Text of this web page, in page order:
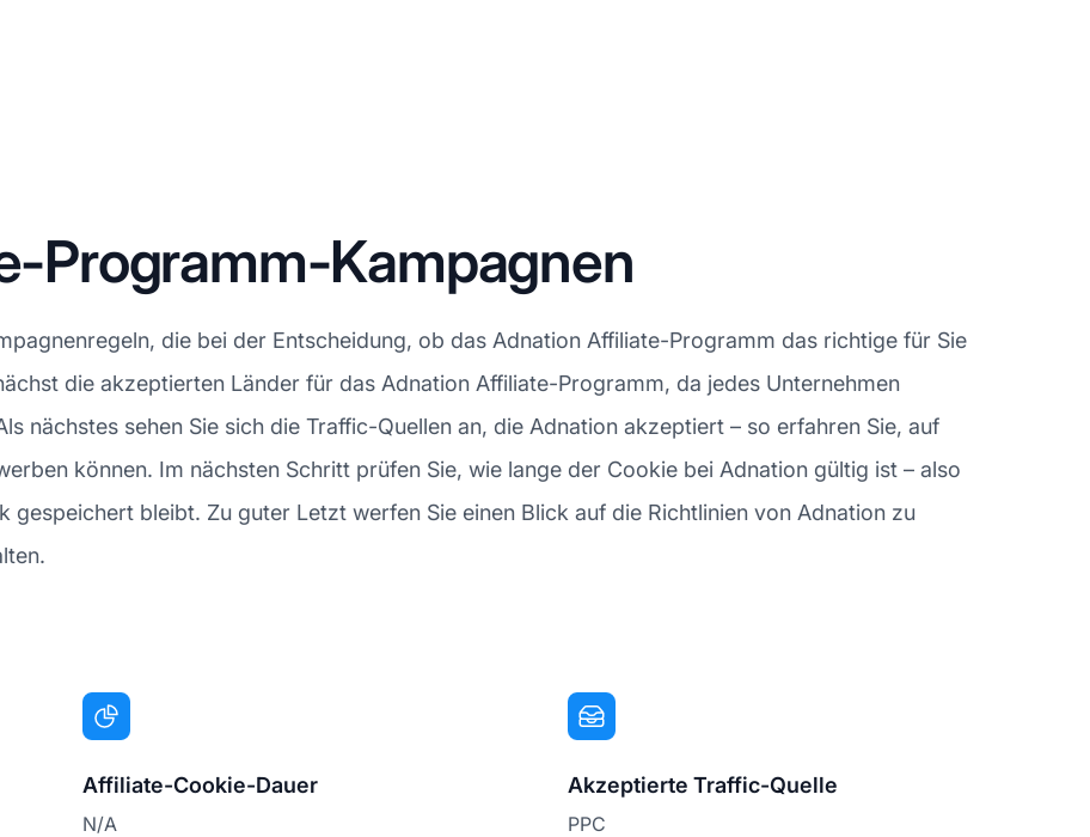
Programm-Kampagnen
die bei der Entscheidung, ob das Adnation Affiliate-Programm das richtige für Sie
die akzeptierten Länder für das Adnation Affiliate-Programm, da jedes Unternehmen
nächstes sehen Sie sich die Traffic-Quellen an, die Adnation akzeptiert – so erfahren Sie, auf
können. Im nächsten Schritt prüfen Sie, wie lange der Cookie bei Adnation gültig ist – also
gespeichert bleibt. Zu guter Letzt werfen Sie einen Blick auf die Richtlinien von Adnation zu
Affiliate-Cookie-Dauer
N/A
Akzeptierte Traffic-Quelle
PPC